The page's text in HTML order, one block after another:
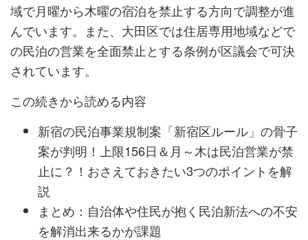
域で月曜から木曜の宿泊を禁止する方向で調整が進
んでいます。また、大田区では住居専用地域などで
の民泊の営業を全面禁止とする条例が区議会で可決
されています。
この続きから読める内容
新宿の民泊事業規制案「新宿区ルール」の骨子
案が判明！上限156日＆月～木は民泊営業が禁
止に？！おさえておきたい3つのポイントを解
説
まとめ：自治体や住民が抱く民泊新法への不安
を解消出来るかが課題